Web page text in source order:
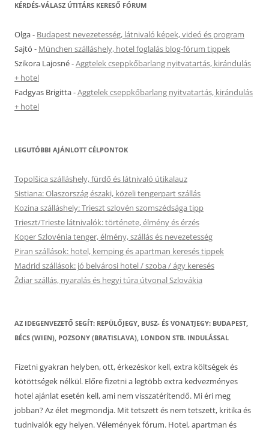
KÉRDÉS-VÁLASZ ÚTITÁRS KERESŐ FÓRUM
Olga- Budapest nevezetesség, látnivaló képek, videó és program
Sajtó - München szálláshely, hotel foglalás blog-fórum tippek
Szikora Lajosné-Aggtelek cseppkőbarlang nyitvatartás, kirándulás
+ hotel
Fadgyas Brigitta-Aggtelek cseppkőbarlang nyitvatartás, kirándulás
+ hotel
LEGUTÓBBI AJÁNLOTT CÉLPONTOK
Topolšica szálláshely, fürdő és látnivaló útikalauz
Sistiana: Olaszország északi, közeli tengerpart szállás
Kozina szálláshely: Trieszt szlovén szomszédsága tipp
Trieszt/Trieste látnivalók: története, élmény és érzés
Koper Szlovénia tenger, élmény, szállás és nevezetesség
Piran szállások: hotel, kemping és apartman keresés tippek
Madrid szállások: jó belvárosi hotel / szoba / ágy keresés
Ždiar szállás, nyaralás és hegyi túra útvonal Szlovákia
AZ IDEGENVEZETŐ SEGÍT: REPÜLŐJEGY, BUSZ- ÉS VONATJEGY: BUDAPEST,
BÉCS (WIEN), POZSONY (BRATISLAVA), LONDON STB. INDULÁSSAL
Fizetni gyakran helyben, ott, érkezéskor kell, extra költségek és
kötöttségek nélkül. Előre fizetni a legtöbb extra kedvezményes
hotel ajánlat esetén kell, ami nem visszatérítendő. Mi éri meg
jobban? Az élet megmondja. Mit tetszett és nem tetszett, kritika és
tudnivalók egy helyen. Vélemények fórum. Hotel, apartman és